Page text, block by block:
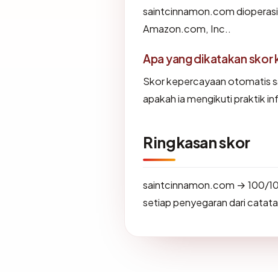
saintcinnamon.com
Amazon.com, Inc..
Apa yang dikatakan skor
Skor kepercayaan otomatis
apakah ia mengikuti praktik
Ringkasan skor
saintcinnamon.com → 100/
setiap penyegaran dari